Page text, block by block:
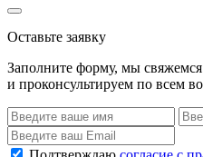
Оставьте заявку
Заполните форму, мы
и проконсультируем по всем